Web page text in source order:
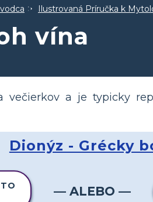
Ilustrovaná Príručka k
vína
večierkov a je typicky
Dionýz - Grécky
— ALEBO —